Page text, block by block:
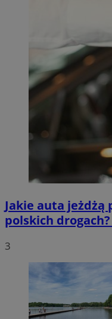
Jakie auta jeżdżą
polskich
3